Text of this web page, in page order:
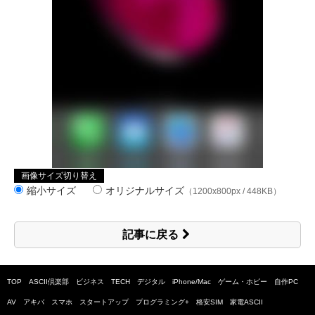
画像サイズ切り替え
縮小サイズ オリジナルサイズ （1200x800px / 448KB）
記事に戻る
TOP ASCII倶楽部 ビジネス TECH デジタル iPhone/Mac ゲーム・ホビー 自作PC
AV アキバ スマホ スタートアップ プログラミング+ 格安SIM 家電ASCII